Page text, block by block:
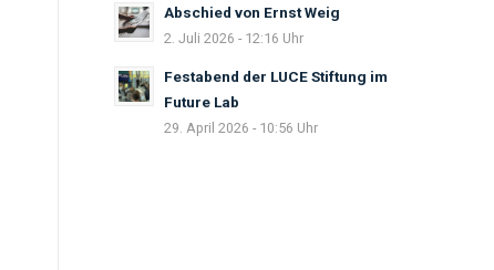
Abschied von Ernst Weig
2. Juli 2026 - 12:16 Uhr
Festabend der LUCE Stiftung im
Future Lab
29. April 2026 - 10:56 Uhr